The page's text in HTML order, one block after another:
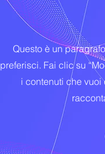
Questo è un
preferisci. Fai clic su
i contenuti che